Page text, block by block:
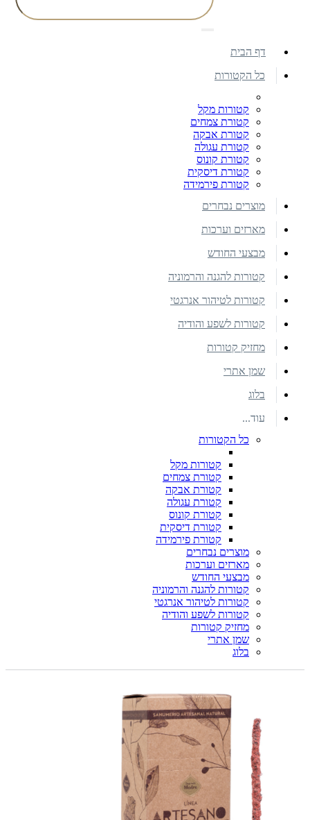
דף הבית
כל הקטורות
קטורות מקל
קטורת צמחים
קטורת אבקה
קטורת עגולה
קטורת קונוס
קטורת דיסקית
קטורת פירמידה
מוצרים נבחרים
מארזים וערכות
מבצעי החודש
קטורות להגנה והרמוניה
קטורות לטיהור אנרגטי
קטורות לשפע והודיה
מחזיק קטורות
שמן אתרי
בלוג
עוד...
כל הקטורות
קטורות מקל
קטורת צמחים
קטורת אבקה
קטורת עגולה
קטורת קונוס
קטורת דיסקית
קטורת פירמידה
מוצרים נבחרים
מארזים וערכות
מבצעי החודש
קטורות להגנה והרמוניה
קטורות לטיהור אנרגטי
קטורות לשפע והודיה
מחזיק קטורות
שמן אתרי
בלוג